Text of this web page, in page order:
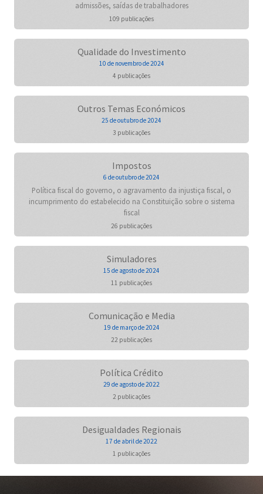
admissões, saídas de trabalhadores
109 publicações
Qualidade do Investimento
10 de novembro de 2024
4 publicações
Outros Temas Económicos
25 de outubro de 2024
3 publicações
Impostos
6 de outubro de 2024
Política fiscal do governo, o agravamento da injustiça fiscal, o
incumprimento do estabelecido na Constituição sobre o sistema
fiscal
26 publicações
Simuladores
15 de agosto de 2024
11 publicações
Comunicação e Media
19 de março de 2024
22 publicações
Política Crédito
29 de agosto de 2022
2 publicações
Desigualdades Regionais
17 de abril de 2022
1 publicações